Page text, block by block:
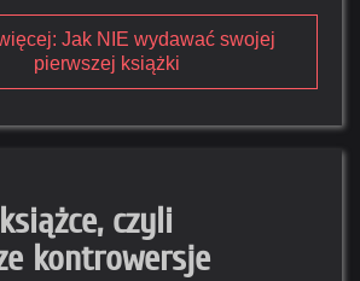
Jak NIE wydawać swojej
pierwszej książki
czyli
kontrowersje